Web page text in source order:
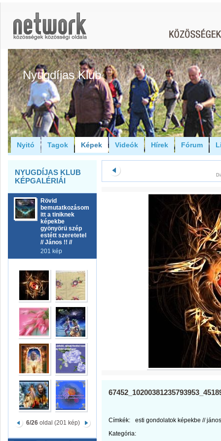
Nyugdíjas Klub
Nyitó Tagok Képek Videók Hírek Fórum
NYUGDÍJAS KLUB
KÉPGALÉRIÁI
Rövid
bemutatkozásom
itt a tiniknek
képekbe
gyönyörü szép
estétt szeretetel
// János !! //
201 kép
6/26oldal (201 kép) Címkék:
esti gondolatok képekbe //
Kategória: